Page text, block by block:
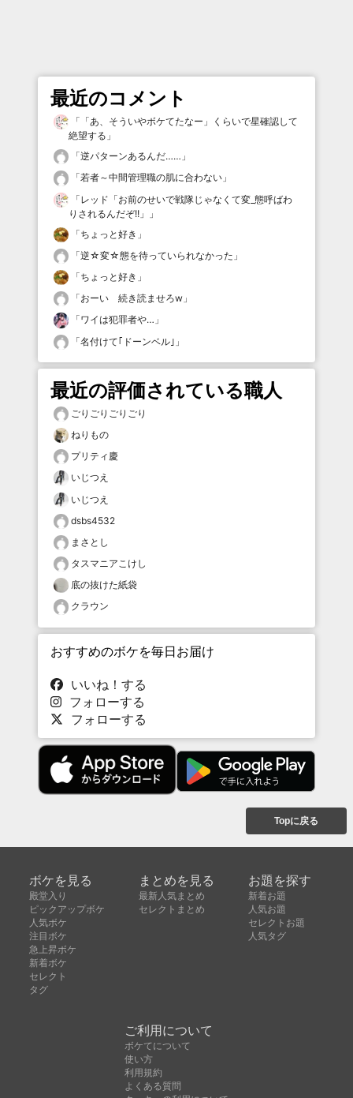
最近のコメント
「 「あ、そういやボケてたなー」くらいで星確認して
絶望する 」
「逆パターンあるんだ…… 」
「若者～中間管理職の肌に合わない 」
「レッド「お前のせいで戦隊じゃなくて変_態呼ばわ
りされるんだぞ!!」
」
「ちょっと好き 」
「逆☆変☆態を待っていられなかった 」
「ちょっと好き 」
「おーい 続き読ませろw 」
「ワイは犯罪者や… 」
「名付けて｢ドーンベル｣ 」
最近の評価されている職人
ごりごりごりごり
ねりもの
プリティ慶
いじつえ
いじつえ
dsbs4532
まさとし
タスマニアこけし
底の抜けた紙袋
クラウン
おすすめのボケを毎日お届け
いいね！する
フォローする
フォローする
Topに戻る
ボケを見る
殿堂入り
ピックアップボケ
人気ボケ
注目ボケ
急上昇ボケ
新着ボケ
セレクト
タグ
まとめを見る
最新人気まとめ
セレクトまとめ
お題を探す
新着お題
人気お題
セレクトお題
人気タグ
ご利用について
ボケてについて
使い方
利用規約
よくある質問